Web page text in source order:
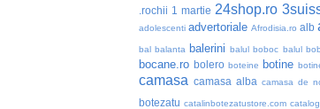
.rochii 1 martie 24shop.ro
adolescenti advertoriale Afrodisia.ro alb
bal balanta balerini balul boboc balul
bocane.ro bolero boteine botine
camasa camasa alba camasa de
botezatu catalinbotezatustore.com